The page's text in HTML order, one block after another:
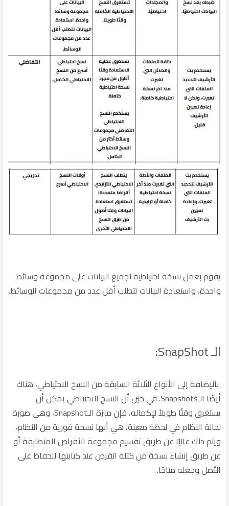
يقوم بعمل نسخة احتياطية لجميع البيانات على مجموعة وسائط
واحدة، واستعادة البيانات تتطلب أقل عدد من مجموعات الوسائط.
الـ SnapShot:
بالإضافة إلى الأنواع الثلاثة السابقة من النسخ الاحتياطي، هناك
أيضًا الـSnapshots. في حين أن النسخ الاحتياطي يمكن أن
يستغرق وقتًا طويلاً لإكماله، فإن ميزة الـSnapshot، وهي صورة
لحالة النظام في لحظة معينة، هي أنها نسخة فورية من النظام،
ويتم ذلك غالبًا عن طريق تقسيم مجموعة الأقراص المتطابقة أو
عن طريق إنشاء نسخة من كتلة القرص عند كتابتها للحفاظ على
الأصل وجعله متاحًا.